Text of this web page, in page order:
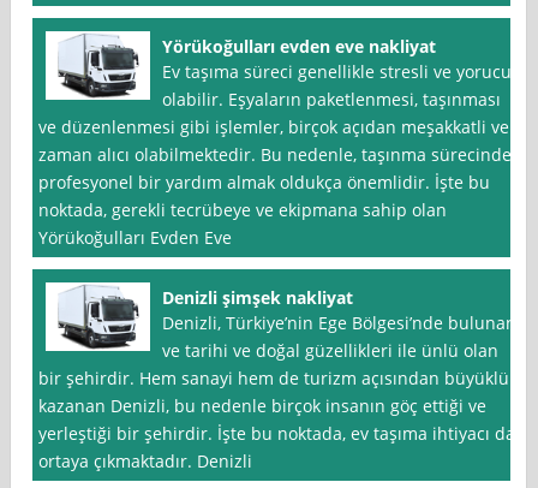
Yörükoğulları evden eve nakliyat
Ev taşıma süreci genellikle stresli ve yorucu
olabilir. Eşyaların paketlenmesi, taşınması
ve düzenlenmesi gibi işlemler, birçok açıdan meşakkatli ve
zaman alıcı olabilmektedir. Bu nedenle, taşınma sürecinde
profesyonel bir yardım almak oldukça önemlidir. İşte bu
noktada, gerekli tecrübeye ve ekipmana sahip olan
Yörükoğulları Evden Eve
Denizli şimşek nakliyat
Denizli, Türkiye’nin Ege Bölgesi’nde bulunan
ve tarihi ve doğal güzellikleri ile ünlü olan
bir şehirdir. Hem sanayi hem de turizm açısından büyüklük
kazanan Denizli, bu nedenle birçok insanın göç ettiği ve
yerleştiği bir şehirdir. İşte bu noktada, ev taşıma ihtiyacı da
ortaya çıkmaktadır. Denizli